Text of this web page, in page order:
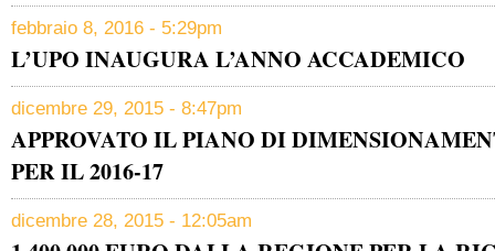
febbraio 8, 2016 - 5:29pm
L’UPO INAUGURA L’ANNO ACCADEMICO
dicembre 29, 2015 - 8:47pm
APPROVATO IL PIANO DI
PER IL 2016-17
dicembre 28, 2015 - 12:05am